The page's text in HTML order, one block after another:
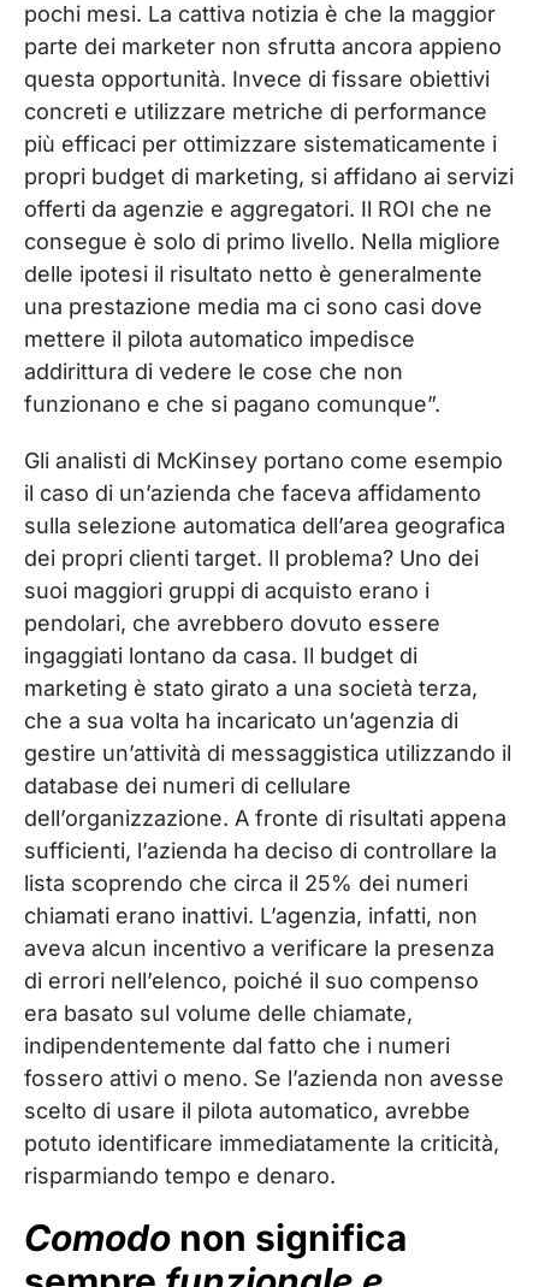
pochi mesi. La cattiva notizia è che la maggior
parte dei marketer non sfrutta ancora appieno
questa opportunità. Invece di fissare obiettivi
concreti e utilizzare metriche di performance
più efficaci per ottimizzare sistematicamente i
propri budget di marketing, si affidano ai servizi
offerti da agenzie e aggregatori. Il ROI che ne
consegue è solo di primo livello. Nella migliore
delle ipotesi il risultato netto è generalmente
una prestazione media ma ci sono casi dove
mettere il pilota automatico impedisce
addirittura di vedere le cose che non
funzionano e che si pagano comunque”.
Gli analisti di McKinsey portano come esempio
il caso di un’azienda che faceva affidamento
sulla selezione automatica dell’area geografica
dei propri clienti target. Il problema? Uno dei
suoi maggiori gruppi di acquisto erano i
pendolari, che avrebbero dovuto essere
ingaggiati lontano da casa. Il budget di
marketing è stato girato a una società terza,
che a sua volta ha incaricato un’agenzia di
gestire un’attività di messaggistica utilizzando il
database dei numeri di cellulare
dell’organizzazione. A fronte di risultati appena
sufficienti, l’azienda ha deciso di controllare la
lista scoprendo che circa il 25% dei numeri
chiamati erano inattivi. L’agenzia, infatti, non
aveva alcun incentivo a verificare la presenza
di errori nell’elenco, poiché il suo compenso
era basato sul volume delle chiamate,
indipendentemente dal fatto che i numeri
fossero attivi o meno. Se l’azienda non avesse
scelto di usare il pilota automatico, avrebbe
potuto identificare immediatamente la criticità,
risparmiando tempo e denaro.
Comodo non significa